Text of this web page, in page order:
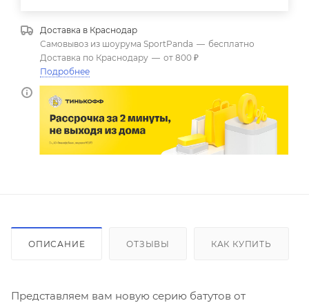
Доставка в Краснодар
Самовывоз из шоурума SportPanda — бесплатно
Доставка по Краснодару — от 800 ₽
Подробнее
ОПИСАНИЕ ОТЗЫВЫ КАК КУПИТЬ
Представляем вам новую серию батутов от